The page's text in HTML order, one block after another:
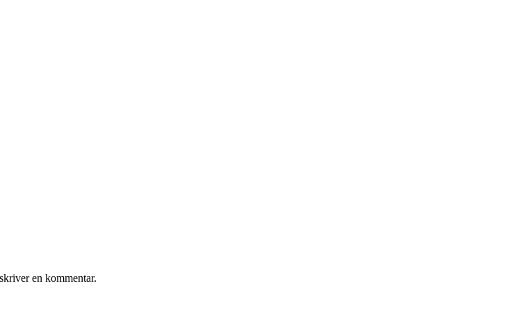
en kommentar.